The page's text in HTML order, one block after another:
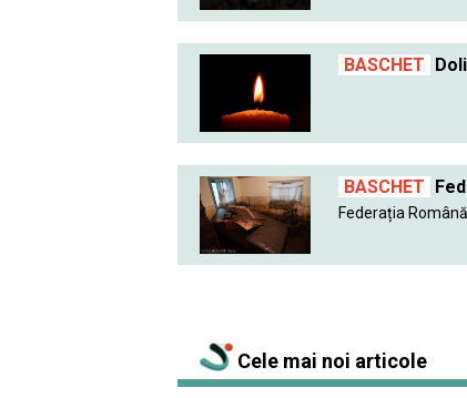
BASCHET
BASCHET
Federația Română
Cele mai noi articole